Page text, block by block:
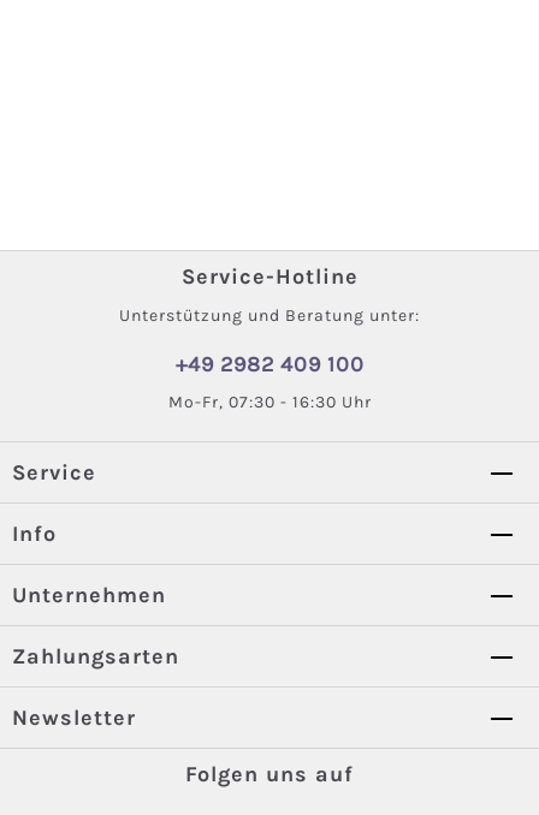
Service-Hotline
Unterstützung und Beratung unter:
+49 2982 409 100
Mo-Fr, 07:30 - 16:30 Uhr
Service
Info
Unternehmen
Zahlungsarten
Newsletter
Folgen uns auf